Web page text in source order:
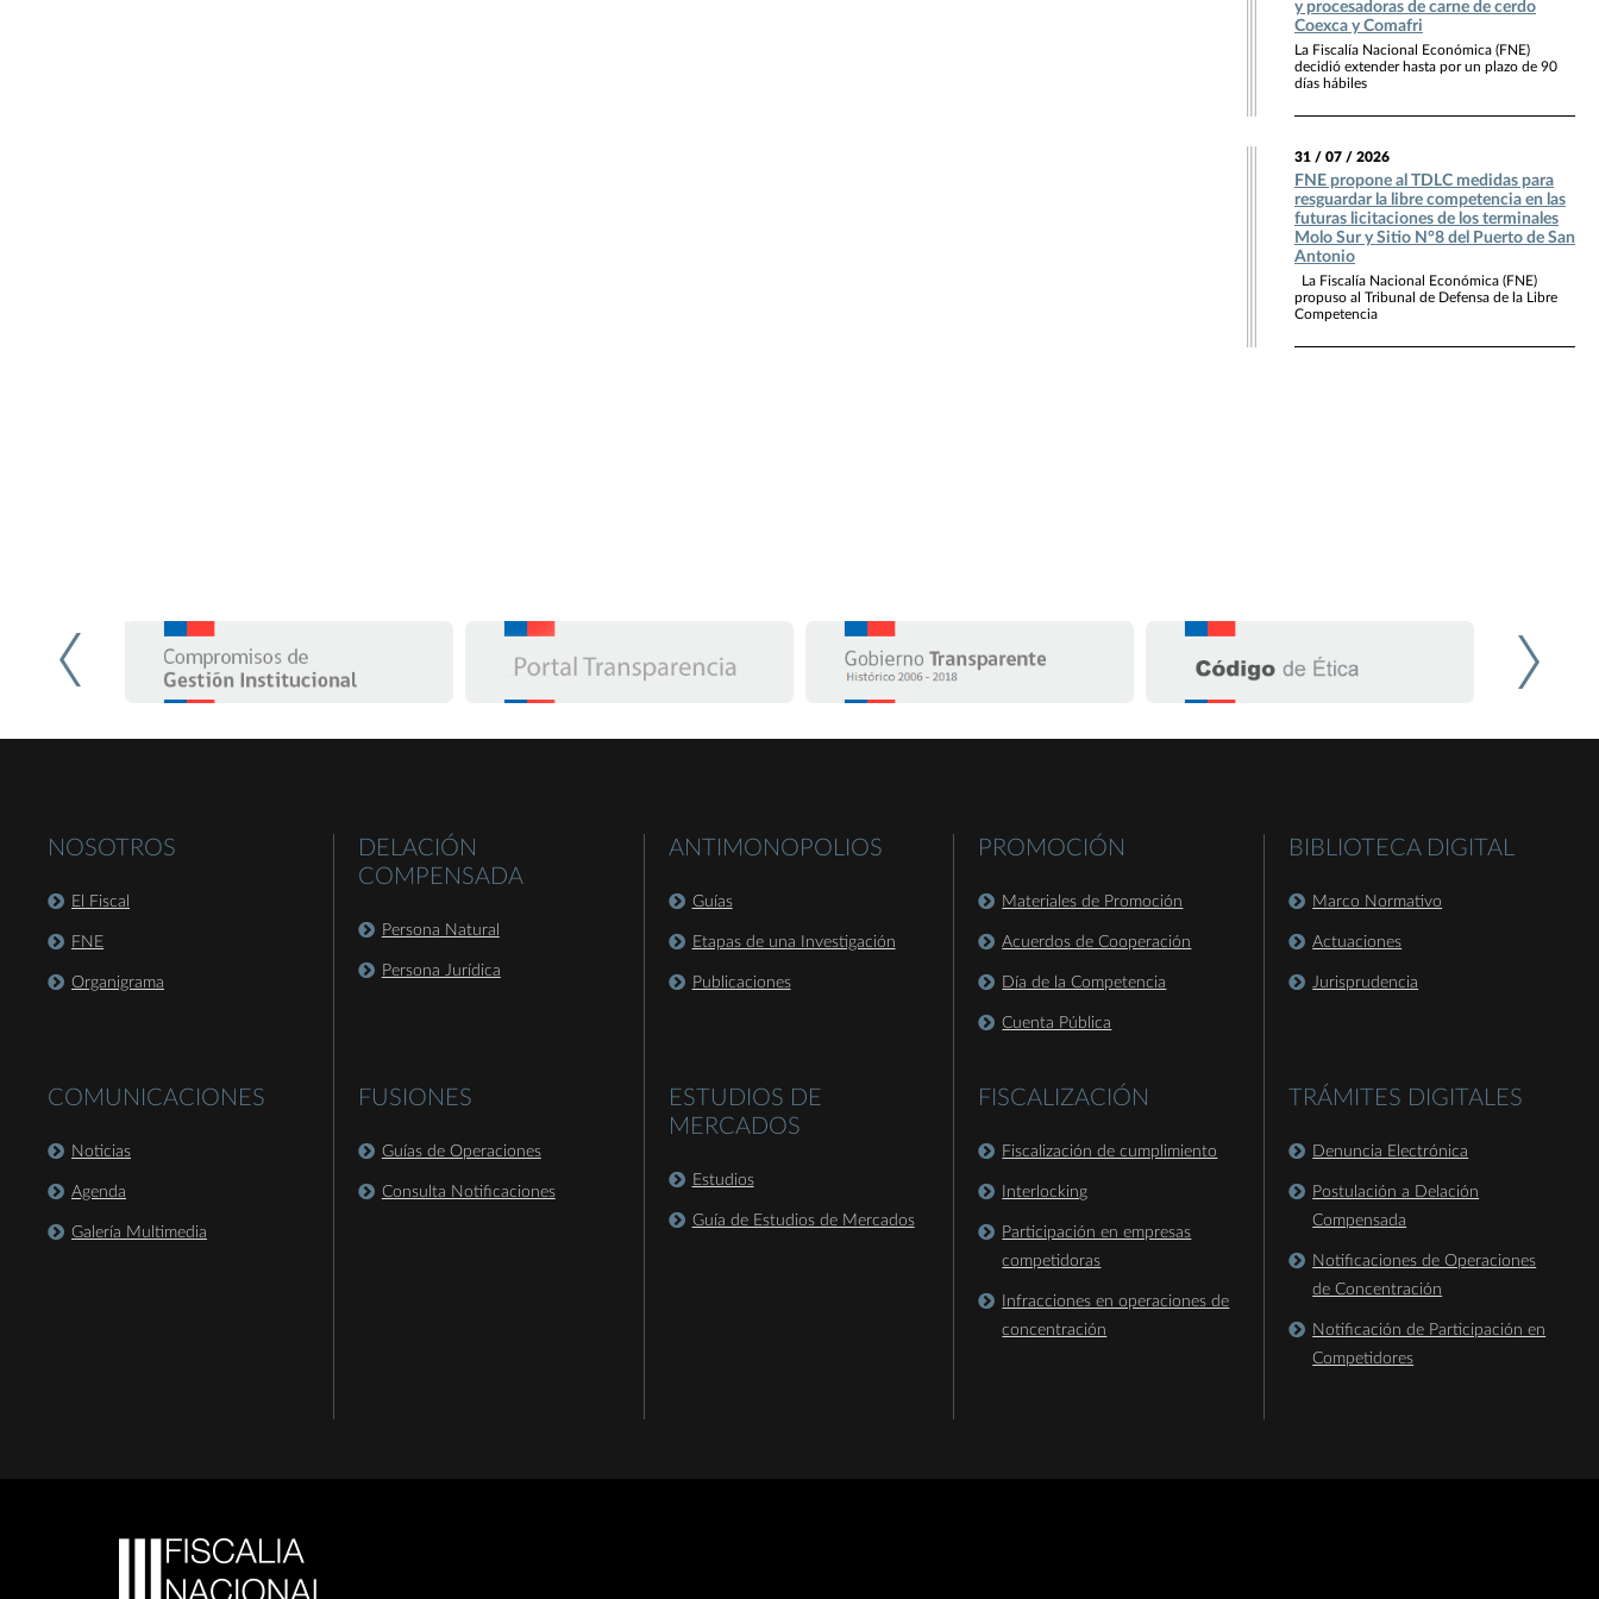
y procesadoras de carne de cerdo
Coexca y Comafri
La Fiscalía Nacional Económica (FNE)
decidió extender hasta por un plazo de 90
días hábiles
31 / 07 / 2026
FNE propone al TDLC medidas para
resguardar la libre competencia en las
futuras licitaciones de los terminales
Molo Sur y Sitio N°8 del Puerto de San
Antonio
La Fiscalía Nacional Económica (FNE)
propuso al Tribunal de Defensa de la Libre
Competencia
NOSOTROS
El Fiscal
FNE
Organigrama
COMUNICACIONES
Noticias
Agenda
Galería Multimedia
DELACIÓN
COMPENSADA
Persona Natural
Persona Jurídica
FUSIONES
Guías de Operaciones
Consulta Notificaciones
ANTIMONOPOLIOS
Guías
Etapas de una Investigación
Publicaciones
ESTUDIOS DE
MERCADOS
Estudios
Guía de Estudios de Mercados
PROMOCIÓN
Materiales de Promoción
Acuerdos de Cooperación
Día de la Competencia
Cuenta Pública
FISCALIZACIÓN
Fiscalización de cumplimiento
Interlocking
Participación en empresas
competidoras
Infracciones en operaciones de
concentración
BIBLIOTECA DIGITAL
Marco Normativo
Actuaciones
Jurisprudencia
TRÁMITES DIGITALES
Denuncia Electrónica
Postulación a Delación
Compensada
Notificaciones de Operaciones
de Concentración
Notificación de Participación en
Competidores